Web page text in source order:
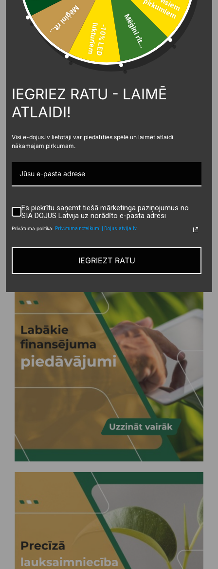
Uzzini vairāk p
m
Mēģini rīt...
-
1
0
%
L
E
D
lu
k
t
u
r
i
e
m
Mēģini rīt...
IEGRIEZ RATU - LAIMĒ
ATLAIDI!
Visi e-dojus.lv lietotāji var piedalīties spēlē un laimēt atlaidi
nākamajam pirkumam.
Es piekrītu saņemt tiešā mārketinga paziņojumus no
SIA DOJUS Latvija uz norādīto e-pasta adresi
Privātuma politika: Privātuma noteikumi | Dojuslatvija.lv
IEGRIEZT RATU